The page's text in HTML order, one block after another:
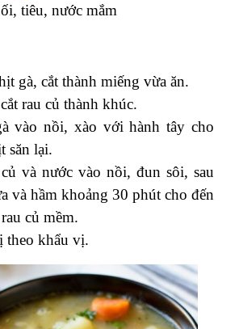
tiêu, nước mắm
gà, cắt thành miếng vừa ăn.
rau củ thành khúc.
vào nồi, xào với hành tây cho
săn lại.
và nước vào nồi, đun sôi, sau
và hầm khoảng 30 phút cho đến
củ mềm.
theo khẩu vị.